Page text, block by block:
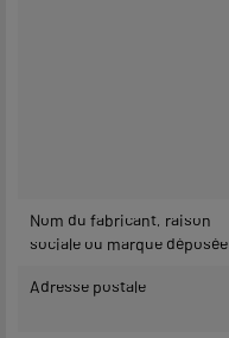
Nom du fabricant, raison
sociale ou marque déposée
Adresse postale